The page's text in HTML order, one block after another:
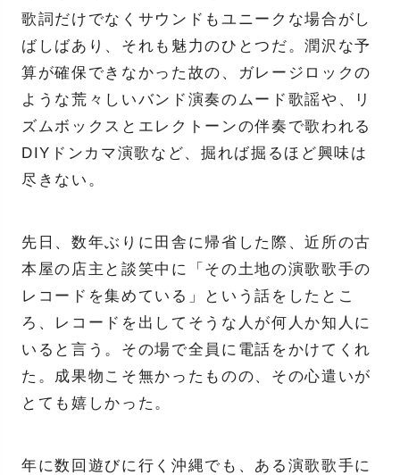
歌詞だけでなくサウンドもユニークな場合がし
ばしばあり、それも魅力のひとつだ。潤沢な予
算が確保できなかった故の、ガレージロックの
ような荒々しいバンド演奏のムード歌謡や、リ
ズムボックスとエレクトーンの伴奏で歌われる
DIYドンカマ演歌など、掘れば掘るほど興味は
尽きない。
先日、数年ぶりに田舎に帰省した際、近所の古
本屋の店主と談笑中に「その土地の演歌歌手の
レコードを集めている」という話をしたとこ
ろ、レコードを出してそうな人が何人か知人に
いると言う。その場で全員に電話をかけてくれ
た。成果物こそ無かったものの、その心遣いが
とても嬉しかった。
年に数回遊びに行く沖縄でも、ある演歌歌手に